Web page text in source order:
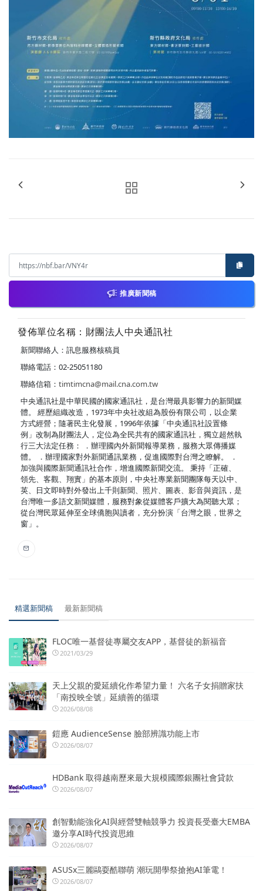
推廣新聞稿
發佈單位名稱：財團法人中央通訊社
新聞聯絡人：訊息服務核稿員
聯絡電話：02-25051180
聯絡信箱： timtimcna@mail.cna.com.tw
中央通訊社是中華民國的國家通訊社，是台灣最具影響力的新聞媒
體。 經歷組織改造，1973年中央社改組為股份有限公司，以企業
方式經營；隨著民主化發展，1996年依據「中央通訊社設置條
例」改制為財團法人，定位為全民共有的國家通訊社，獨立超然執
行三大法定任務： ．辦理國內外新聞報導業務，服務大眾傳播媒
體。 ．辦理國家對外新聞通訊業務，促進國際對台灣之瞭解。 ．
加強與國際新聞通訊社合作，增進國際新聞交流。 秉持「正確、
領先、客觀、翔實」的基本原則，中央社專業新聞團隊每天以中、
英、日文即時對外發出上千則新聞、照片、圖表、影音與資訊，是
台灣唯一多語文新聞媒體，服務對象從媒體客戶擴大為閱聽大眾；
從台灣民眾延伸至全球僑胞與讀者，充分扮演「台灣之眼，世界之
窗」。
精選新聞稿 最新新聞稿
FLOC唯一基督徒專屬交友APP，基督徒的新福音
2021/03/29
天上父親的愛延續化作希望力量！ 六名子女捐贈家扶
「南投映全號」延續善的循環
2026/08/08
鎧應 AudienceSense 臉部辨識功能上市
2026/08/07
HDBank 取得越南歷來最大規模國際銀團社會貸款
2026/08/07
創智動能強化AI與經營雙軸競爭力 投資長受臺大EMBA
邀分享AI時代投資思維
2026/08/07
ASUSx三麗鷗耍酷聯萌 潮玩開學祭搶抱AI筆電！
2026/08/07